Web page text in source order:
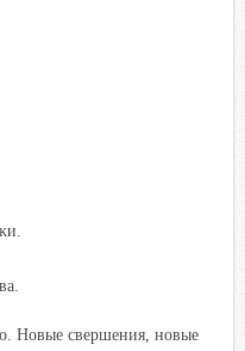
Новые свершения, новые